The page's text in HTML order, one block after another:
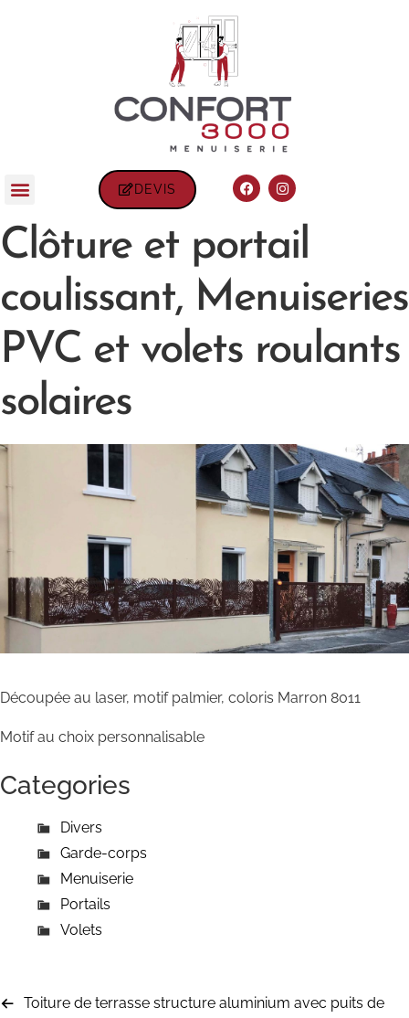
DEVIS
Clôture et portail
coulissant, Menuiseries
PVC et volets roulants
solaires
Découpée au laser, motif palmier, coloris Marron 8011
Motif au choix personnalisable
Categories
Divers
Garde-corps
Menuiserie
Portails
Volets
Toiture de terrasse structure aluminium avec puits de